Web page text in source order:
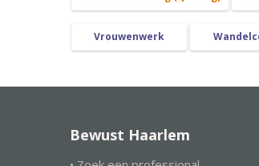
Vrouwenwerk
Bewust Haarlem